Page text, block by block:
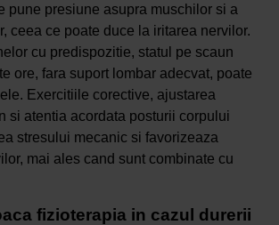
pune presiune asupra muschilor si a
ceea ce poate duce la iritarea nervilor.
cu predispozitie, statul pe scaun
ore, fara suport lombar adecvat, poate
Exercitiile corective, ajustarea
si atentia acordata posturii corpului
stresului mecanic si favorizeaza
mai ales cand sunt combinate cu
fizioterapia in cazul durerii